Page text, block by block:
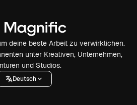
deine beste Arbeit zu verwirklichen.
unter Kreativen, Unternehmen,
und Studios.
Deutsch